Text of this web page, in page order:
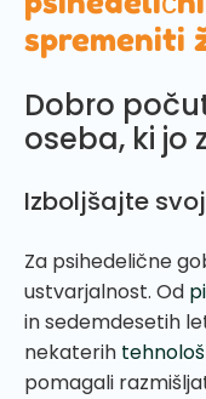
spremeniti
Dobro
oseba, ki jo
Izboljšajte
Za psihedelične
ustvarjalnost. Od
in sedemdesetih
nekaterih
pomagali